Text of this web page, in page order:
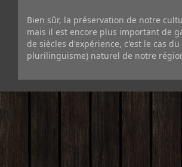
Bien sûr, la préservation de notre
mais il est encore plus important de
de siècles d'expérience, c'est le cas
plurilinguisme) naturel de notre